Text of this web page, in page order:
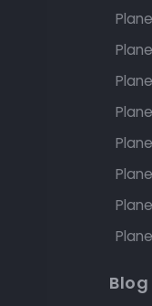
Blog